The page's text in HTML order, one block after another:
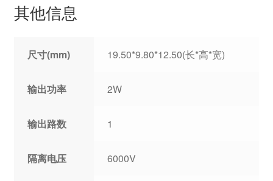
其他信息
尺寸(mm) 19.50*9.80*12.50(长*高*宽)
输出功率 2W
输出路数 1
隔离电压 6000V